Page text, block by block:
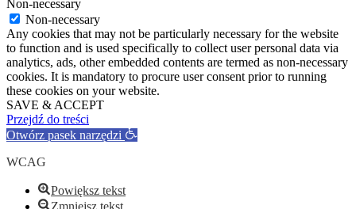
Non-necessary
Non-necessary
Any cookies that may not be particularly necessary for the website
to function and is used specifically to collect user personal data via
analytics, ads, other embedded contents are termed as non-necessary
cookies. It is mandatory to procure user consent prior to running
these cookies on your website.
SAVE & ACCEPT
Przejdź do treści
Otwórz pasek narzędzi
WCAG
Powiększ tekst
Zmniejsz tekst